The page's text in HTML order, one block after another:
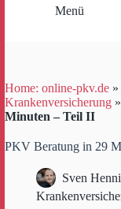
Menü
Home: online-pkv.de »
Krankenversicherung »
Minuten – Teil II
PKV Beratung in 29
Sven